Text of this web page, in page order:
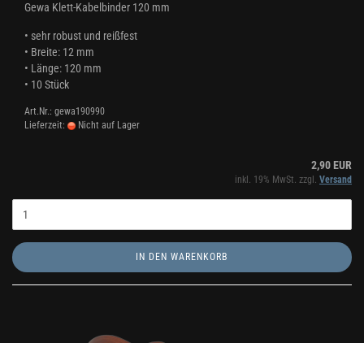
Gewa Klett-Kabelbinder 120 mm
• sehr robust und reißfest
• Breite: 12 mm
• Länge: 120 mm
• 10 Stück
Art.Nr.: gewa190990
Lieferzeit:
Nicht auf Lager
2,90 EUR
inkl. 19% MwSt. zzgl. Versand
IN DEN WARENKORB